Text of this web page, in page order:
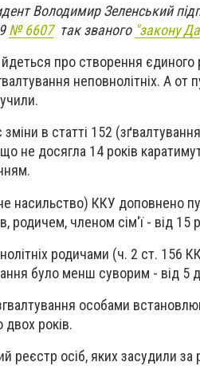
Володимир Зеленський
№ 6607так званого "закону
про створення
неповнолітніх. А от
в статті 152
не досягла 14 років
насильство) ККУ доповнено
родичем, членом сім'ї - від 15
родичами (ч. 2 ст. 156
було менш суворим - від 5
особами
двох років.
реєстр осіб, яких засудили за